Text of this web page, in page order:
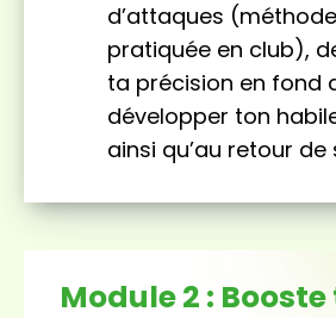
d’attaques
pratiquée en club),
ta précision en fond
développer ton
ainsi qu’au retour de
Module 2 :